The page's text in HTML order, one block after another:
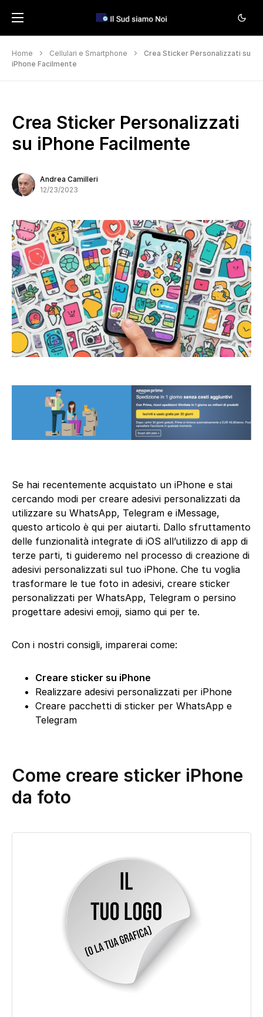
Home Cellulari e Smartphone
Crea Sticker Personalizzati su
iPhone Facilmente
Crea Sticker Personalizzati
su iPhone Facilmente
Andrea Camilleri
12/23/2023
Se hai recentemente acquistato un iPhone e stai
cercando modi per creare adesivi personalizzati da
utilizzare su WhatsApp, Telegram e iMessage,
questo articolo è qui per aiutarti. Dallo sfruttamento
delle funzionalità integrate di iOS all’utilizzo di app di
terze parti, ti guideremo nel processo di creazione di
adesivi personalizzati sul tuo iPhone. Che tu voglia
trasformare le tue foto in adesivi, creare sticker
personalizzati per WhatsApp, Telegram o persino
progettare adesivi emoji, siamo qui per te.
Con i nostri consigli, imparerai come:
Creare sticker su iPhone
Realizzare adesivi personalizzati per iPhone
Creare pacchetti di sticker per WhatsApp e
Telegram
Come creare sticker iPhone
da foto